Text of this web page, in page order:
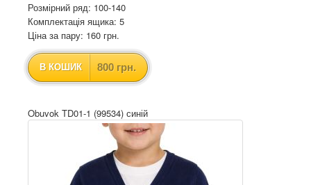
Розмірний ряд: 100-140
Комплектація ящика: 5
Ціна за пару: 160 грн.
В КОШИК 800 грн.
Obuvok TD01-1 (99534) синій